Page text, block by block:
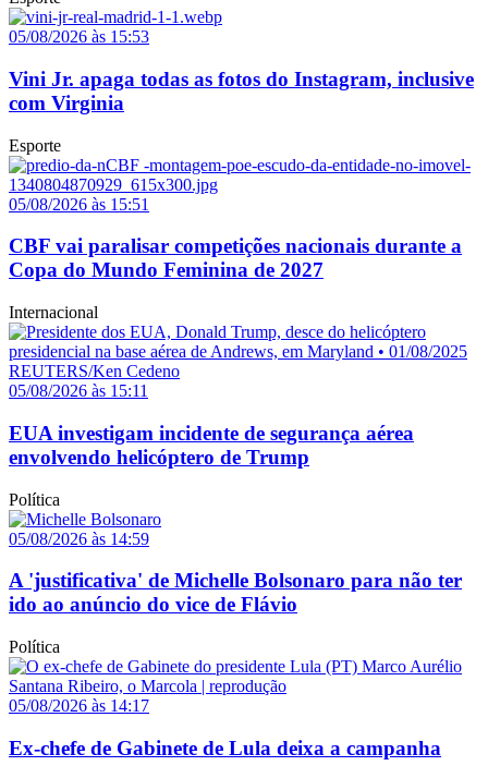
05/08/2026 às 15:53
Vini Jr. apaga todas as fotos do Instagram, inclusive
com Virginia
Esporte
05/08/2026 às 15:51
CBF vai paralisar competições nacionais durante a
Copa do Mundo Feminina de 2027
Internacional
05/08/2026 às 15:11
EUA investigam incidente de segurança aérea
envolvendo helicóptero de Trump
Política
05/08/2026 às 14:59
A 'justificativa' de Michelle Bolsonaro para não ter
ido ao anúncio do vice de Flávio
Política
05/08/2026 às 14:17
Ex-chefe de Gabinete de Lula deixa a campanha